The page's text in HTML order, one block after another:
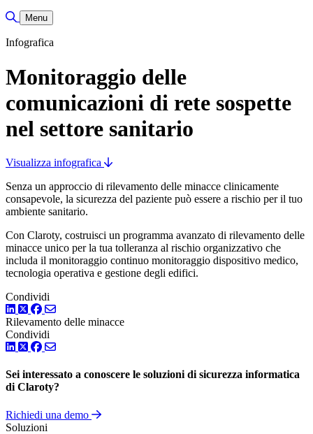
Attiva/disattiva ricerca
Menu
Infografica
Monitoraggio delle
comunicazioni di rete sospette
nel settore sanitario
Visualizza infografica
Senza un approccio di rilevamento delle minacce clinicamente
consapevole, la sicurezza del paziente può essere a rischio per il tuo
ambiente sanitario.
Con Claroty, costruisci un programma avanzato di rilevamento delle
minacce unico per la tua tolleranza al rischio organizzativo che
includa il monitoraggio continuo monitoraggio dispositivo medico,
tecnologia operativa e gestione degli edifici.
Condividi
LinkedIn
TwitterFacebook
Rilevamento delle minacce
Condividi
LinkedIn
TwitterFacebook
Sei interessato a conoscere le soluzioni di sicurezza informatica
di Claroty?
Richiedi una demo
Soluzioni